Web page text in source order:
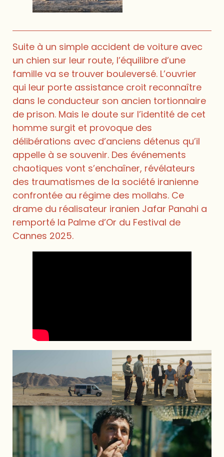
Suite à un simple accident de voiture avec
un chien sur leur route, l’équilibre d’une
famille va se trouver bouleversé. L’ouvrier
qui leur porte assistance croit reconnaître
dans le conducteur son ancien tortionnaire
de prison. Mais le doute sur l’identité de cet
homme surgit et provoque des
délibérations avec d’anciens détenus qu’il
appelle à se souvenir. Des événements
chaotiques vont s’enchaîner, révélateurs
des traumatismes de la société iranienne
confrontée au régime des mollahs. Ce
drame du réalisateur iranien Jafar Panahi a
remporté la Palme d’Or du Festival de
Cannes 2025.